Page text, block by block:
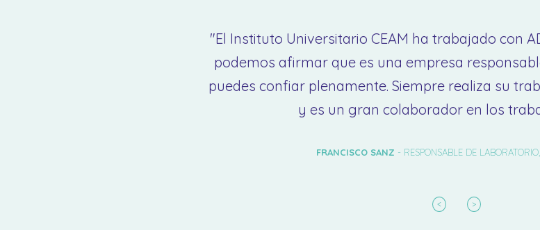
"El Instituto Universitario CEAM ha trabajado con
podemos afirmar que es una empresa
puedes confiar plenamente. Siempre realiza su
y es un gran colaborador en los
FRANCISCO SANZ - RESPONSABLE DE
< >